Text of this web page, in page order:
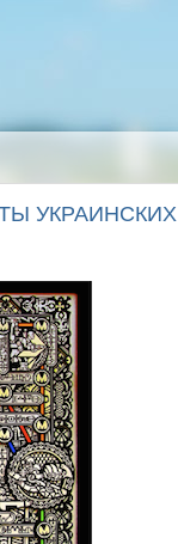
УКРАИНСКИХ